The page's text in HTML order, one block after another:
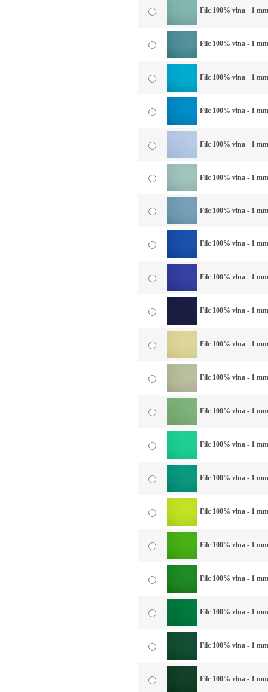
Filc 100% vlna - 1
Filc 100% vlna - 1
Filc 100% vlna - 1
Filc 100% vlna - 1
Filc 100% vlna - 1
Filc 100% vlna - 1
Filc 100% vlna - 1
Filc 100% vlna - 1
Filc 100% vlna - 1
Filc 100% vlna - 1
Filc 100% vlna - 1
Filc 100% vlna - 1
Filc 100% vlna - 1
Filc 100% vlna - 1
Filc 100% vlna - 1
Filc 100% vlna - 1
Filc 100% vlna - 1
Filc 100% vlna - 1
Filc 100% vlna - 1
Filc 100% vlna - 1
Filc 100% vlna - 1